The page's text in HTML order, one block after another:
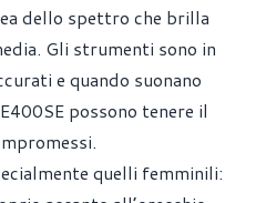
dello spettro che brilla
Gli strumenti sono in
e quando suonano
possono tenere il
quelli femminili: